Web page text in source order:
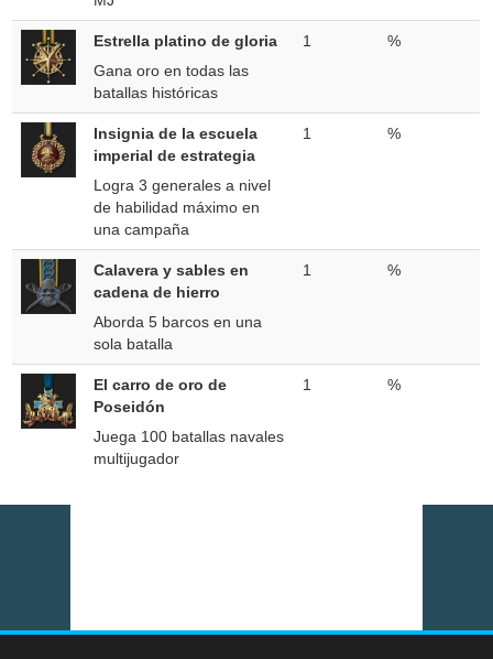
Estrella platino de gloria
Gana oro en todas las
batallas históricas
1 %
Insignia de la escuela
imperial de estrategia
Logra 3 generales a nivel
de habilidad máximo en
una campaña
1 %
Calavera y sables en
cadena de hierro
Aborda 5 barcos en una
sola batalla
1 %
El carro de oro de
Poseidón
Juega 100 batallas navales
multijugador
1 %